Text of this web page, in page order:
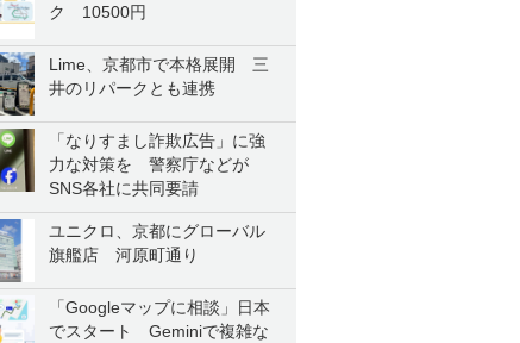
ク 10500円
Lime、京都市で本格展開 三
井のリパークとも連携
「なりすまし詐欺広告」に強
力な対策を 警察庁などが
SNS各社に共同要請
ユニクロ、京都にグローバル
旗艦店 河原町通り
「Googleマップに相談」日本
でスタート Geminiで複雑な